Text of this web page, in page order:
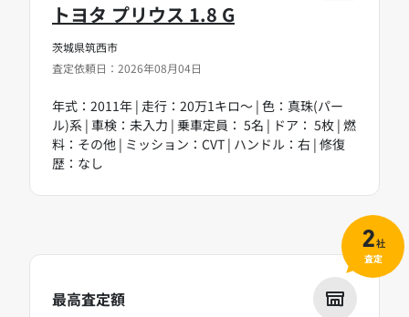
茨城県筑西市
査定依頼日：2026年08月04日
トヨタ プリウス 1.8 G
年式：2011年 | 走行：20万1キロ～ | 色：真珠(パー
ル)系 | 車検：未入力 | 乗車定員： 5名 | ドア： 5枚 | 燃
料：その他 | ミッション：CVT | ハンドル：右 | 修復
歴：なし
最高査定額
2社
査定